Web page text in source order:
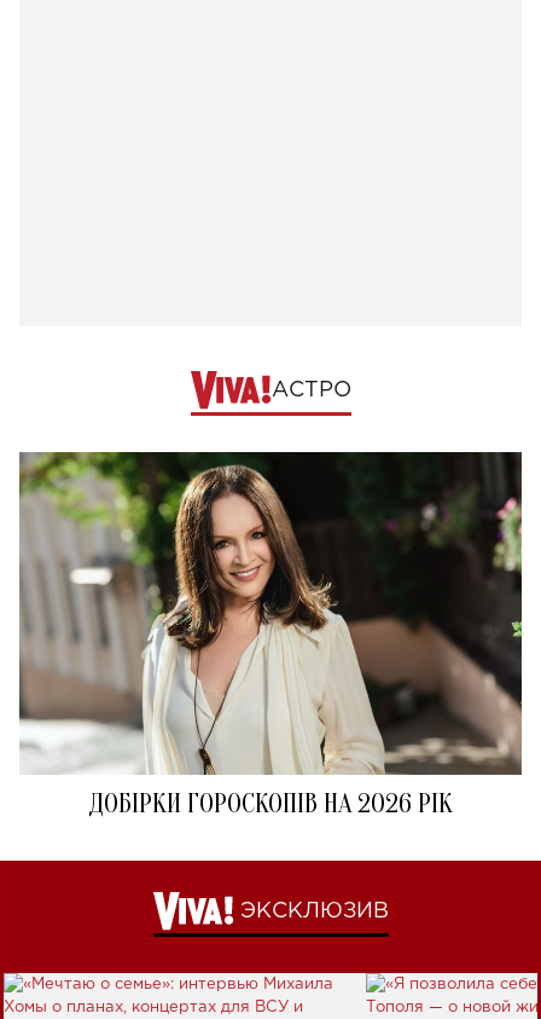
АСТРО
ДОБІРКИ ГОРОСКОПІВ НА 2026 РІК
ЭКСКЛЮЗИВ